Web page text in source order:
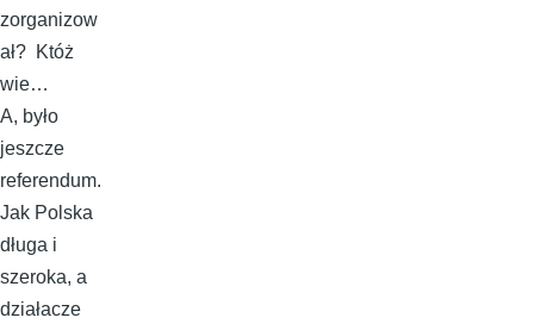
zorganizow
ał? Któż
wie…
A, było
jeszcze
referendum.
Jak Polska
długa i
szeroka, a
działacze